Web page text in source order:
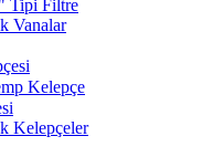
Tipi Filtre
Vanalar
Kelepçe
Kelepçeler